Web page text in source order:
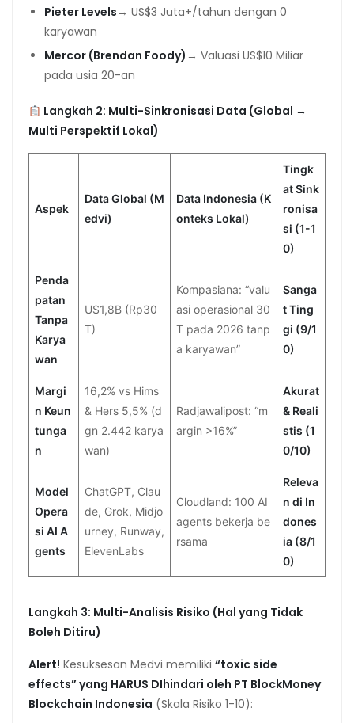
Pieter Levels → US$3 Juta+/tahun dengan 0
karyawan
Mercor (Brendan Foody) → Valuasi US$10 Miliar
pada usia 20-an
Langkah 2: Multi-Sinkronisasi Data (Global →
Multi Perspektif Lokal)
Aspek
Data Global (M
edvi)
Data Indonesia (K
onteks Lokal)
Tingk
at Sink
ronisa
si (1-1
0)
Penda
patan
Tanpa
Karya
wan
US1,8B (Rp30
T)
Kompasiana: “valu
asi operasional 30
T pada 2026 tanp
a karyawan”
Sanga
t Ting
gi (9/1
0)
Margi
n Keun
tunga
n
16,2% vs Hims
& Hers 5,5% (d
gn 2.442 karya
wan)
Radjawalipost: “m
argin >16%”
Akurat
& Reali
stis (1
0/10)
Model
Opera
si AI A
gents
ChatGPT, Clau
de, Grok, Midjo
urney, Runway,
ElevenLabs
Cloudland: 100 AI
agents bekerja be
rsama
Releva
n di In
dones
ia (8/1
0)
Langkah 3: Multi-Analisis Risiko (Hal yang Tidak
Boleh Ditiru)
Alert! Kesuksesan Medvi memiliki “toxic side
effects” yang HARUS DIhindari oleh PT BlockMoney
Blockchain Indonesia (Skala Risiko 1-10):